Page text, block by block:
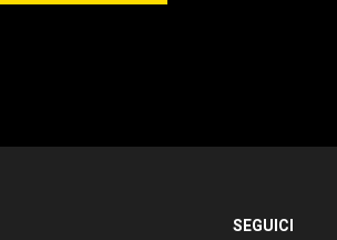
SEGUICI